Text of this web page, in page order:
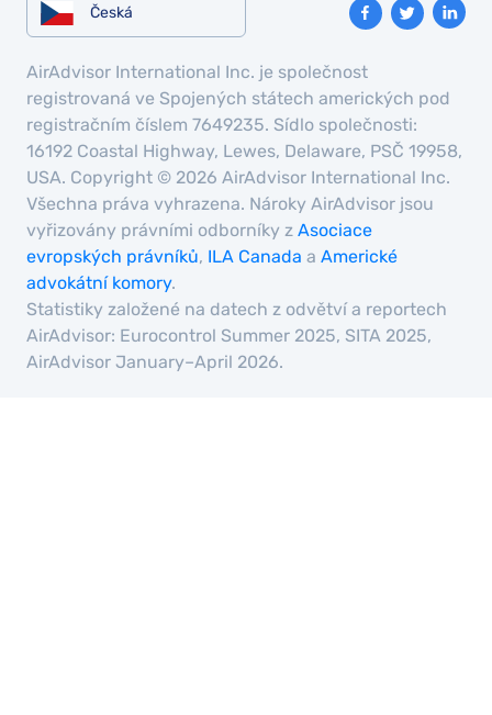
Česká
AirAdvisor International Inc. je společnost
registrovaná ve Spojených státech amerických pod
registračním číslem 7649235. Sídlo společnosti:
16192 Coastal Highway, Lewes, Delaware, PSČ 19958,
USA. Copyright © 2026 AirAdvisor International Inc.
Všechna práva vyhrazena. Nároky AirAdvisor jsou
vyřizovány právními odborníky z Asociace
evropských právníků, ILA Canada a Americké
advokátní komory.
Statistiky založené na datech z odvětví a reportech
AirAdvisor: Eurocontrol Summer 2025, SITA 2025,
AirAdvisor January–April 2026.